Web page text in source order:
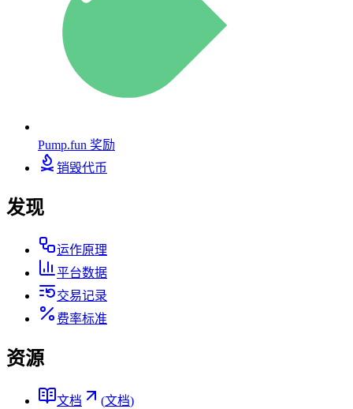
Pump.fun 奖励
销毁代币
发现
运作原理
平台数据
交易记录
费率标准
资源
文档 (文档)